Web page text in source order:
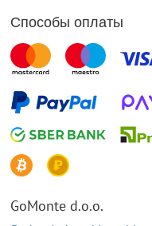
Способы оплаты
GoMonte d.o.o.